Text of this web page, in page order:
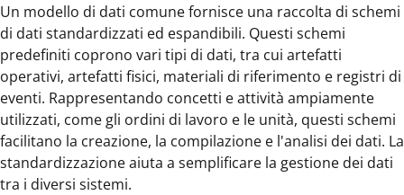
Un modello di dati comune fornisce una raccolta di schemi
di dati standardizzati ed espandibili. Questi schemi
predefiniti coprono vari tipi di dati, tra cui artefatti
operativi, artefatti fisici, materiali di riferimento e registri di
eventi. Rappresentando concetti e attività ampiamente
utilizzati, come gli ordini di lavoro e le unità, questi schemi
facilitano la creazione, la compilazione e l'analisi dei dati. La
standardizzazione aiuta a semplificare la gestione dei dati
tra i diversi sistemi.